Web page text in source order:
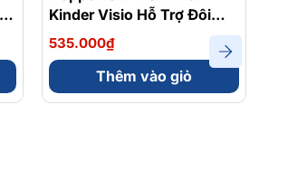
Kinder Visio Hỗ Trợ Đôi
Mắt Khỏe Mạnh, Hỗ Trợ
Thị Lực Tốt Hộp 60 Viên
535.000₫
Thêm vào giỏ